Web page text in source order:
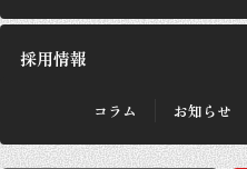
GPが選ばれる理由
法人のお客さま
個人のお客さま
企業理念
会社概要
数字で見るGP
採用情報
採用概要
コラム お知らせ